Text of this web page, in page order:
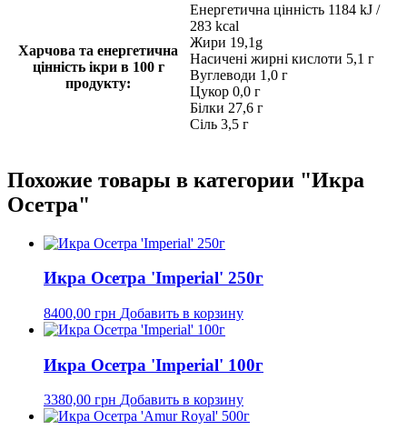
Харчова та енергетична
цінність ікри в 100 г
продукту:
Енергетична цінність 1184 kJ /
283 kcal
Жири 19,1g
Насичені жирні кислоти 5,1 г
Вуглеводи 1,0 г
Цукор 0,0 г
Білки 27,6 г
Сіль 3,5 г
Похожие товары в категории "Икра
Осетра"
Икра Осетра 'Imperial' 250г
8400,00 грн Добавить в корзину
Икра Осетра 'Imperial' 100г
3380,00 грн Добавить в корзину